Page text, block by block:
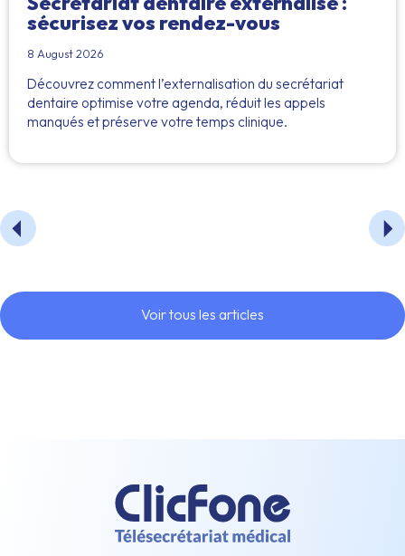
sécurisez vos rendez-vous
8 August 2026
Découvrez comment l’externalisation du secrétariat
dentaire optimise votre agenda, réduit les appels
manqués et préserve votre temps clinique.
Voir tous les articles